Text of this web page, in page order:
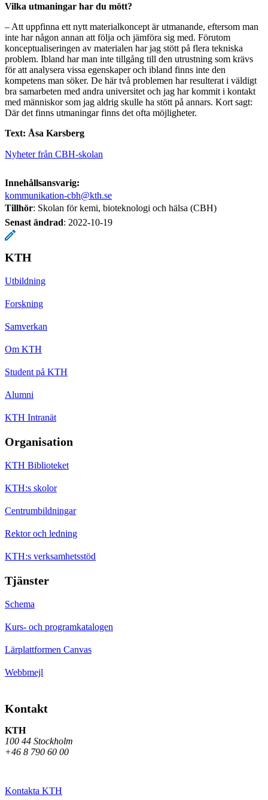
Vilka utmaningar har du mött?
– Att uppfinna ett nytt materialkoncept är utmanande, eftersom man
inte har någon annan att följa och jämföra sig med. Förutom
konceptualiseringen av materialen har jag stött på flera tekniska
problem. Ibland har man inte tillgång till den utrustning som krävs
för att analysera vissa egenskaper och ibland finns inte den
kompetens man söker. De här två problemen har resulterat i väldigt
bra samarbeten med andra universitet och jag har kommit i kontakt
med människor som jag aldrig skulle ha stött på annars. Kort sagt:
Där det finns utmaningar finns det ofta möjligheter.
Text: Åsa Karsberg
Nyheter från CBH-skolan
Innehållsansvarig:
kommunikation-cbh@kth.se
Tillhör: Skolan för kemi, bioteknologi och hälsa (CBH)
Senast ändrad: 2022-10-19
KTH
Utbildning
Forskning
Samverkan
Om KTH
Student på KTH
Alumni
KTH Intranät
Organisation
KTH Biblioteket
KTH:s skolor
Centrumbildningar
Rektor och ledning
KTH:s verksamhetsstöd
Tjänster
Schema
Kurs- och programkatalogen
Lärplattformen Canvas
Webbmejl
Kontakt
KTH
100 44 Stockholm
+46 8 790 60 00
Kontakta KTH